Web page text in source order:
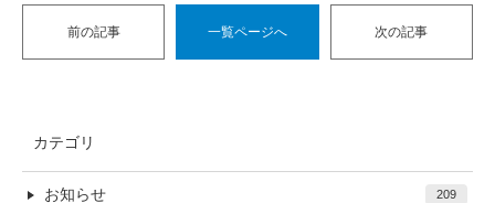
前の記事 一覧ページへ 次の記事
カテゴリ
お知らせ 209